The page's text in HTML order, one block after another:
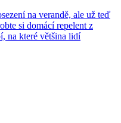
na verandě, ale už teď
si domácí repelent z
na které většina lidí